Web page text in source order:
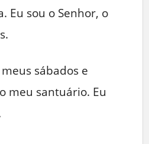
Eu sou o Senhor, o
sábados e
meu santuário. Eu